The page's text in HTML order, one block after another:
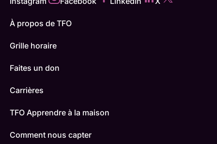
À propos de TFO
Grille horaire
Faites un don
Carrières
TFO Apprendre à la maison
Comment nous capter